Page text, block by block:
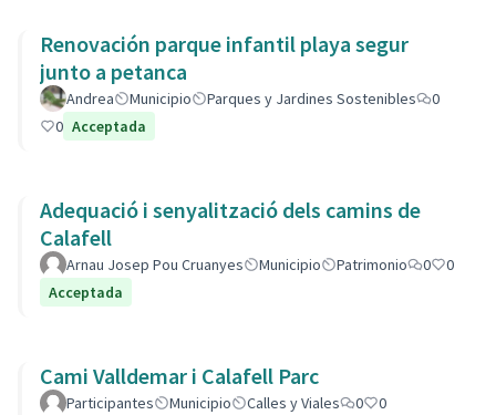
Renovación parque infantil playa segur
junto a petanca
Andrea Municipio Parques y Jardines Sostenibles
0
0 Acceptada
Adequació i senyalització dels camins de
Calafell
Arnau Josep Pou Cruanyes Municipio Patrimonio 0
0
Acceptada
Cami Valldemar i Calafell Parc
Participantes Municipio Calles y Viales 0
0